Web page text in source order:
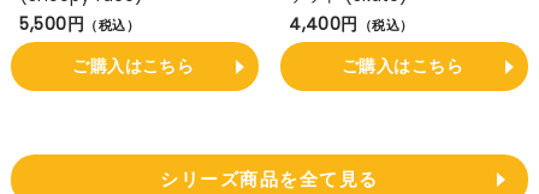
5,500円 （税込）
ご購入はこちら
4,400円 （税込）
ご購入はこちら
シリーズ商品を全て見る